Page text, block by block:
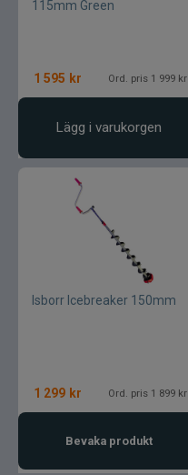
115mm Green
1 595 kr Ord. pris 1 999 kr
Lägg i varukorgen
Isborr Icebreaker 150mm
1 299 kr Ord. pris 1 899 kr
Bevaka produkt